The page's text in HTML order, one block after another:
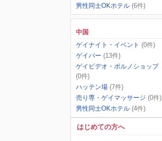
男性同士OKホテル (6件)
中国
ゲイナイト・イベント (0件)
ゲイバー (13件)
ゲイビデオ・ポルノショップ
(0件)
ハッテン場 (7件)
売り専・ゲイマッサージ (0件)
男性同士OKホテル (4件)
はじめての方へ